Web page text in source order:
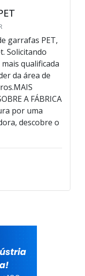
garrafas PET,
Solicitando
qualificada
da área de
A FÁBRICA
por uma
descobre o